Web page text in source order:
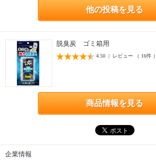
他の投稿を見る
脱臭炭 ゴミ箱用
4.50 | レビュー （ 16件 ）
商品情報を見る
企業情報